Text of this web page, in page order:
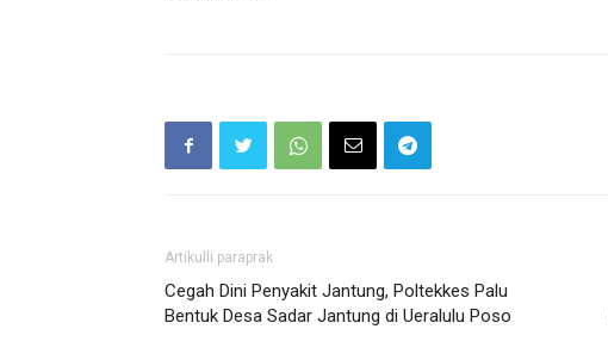
Artikulli paraprak
Cegah Dini Penyakit Jantung, Poltekkes Palu
Bentuk Desa Sadar Jantung di Ueralulu Poso